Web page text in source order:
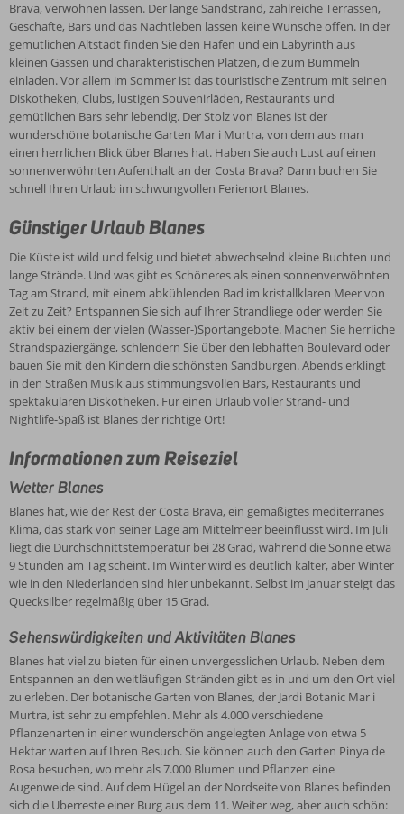
Aufenthalt für Jung und Alt!
Brava, verwöhnen lassen. Der lange Sandstrand, zahlreiche Terrassen,
Geschäfte, Bars und das Nachtleben lassen keine Wünsche offen. In der
gemütlichen Altstadt finden Sie den Hafen und ein Labyrinth aus
kleinen Gassen und charakteristischen Plätzen, die zum Bummeln
einladen. Vor allem im Sommer ist das touristische Zentrum mit seinen
Diskotheken, Clubs, lustigen Souvenirläden, Restaurants und
gemütlichen Bars sehr lebendig. Der Stolz von Blanes ist der
wunderschöne botanische Garten Mar i Murtra, von dem aus man
einen herrlichen Blick über Blanes hat. Haben Sie auch Lust auf einen
sonnenverwöhnten Aufenthalt an der Costa Brava? Dann buchen Sie
schnell Ihren Urlaub im schwungvollen Ferienort Blanes.
Günstiger Urlaub Blanes
Die Küste ist wild und felsig und bietet abwechselnd kleine Buchten und
lange Strände. Und was gibt es Schöneres als einen sonnenverwöhnten
Tag am Strand, mit einem abkühlenden Bad im kristallklaren Meer von
Zeit zu Zeit? Entspannen Sie sich auf Ihrer Strandliege oder werden Sie
aktiv bei einem der vielen (Wasser-)Sportangebote. Machen Sie herrliche
Strandspaziergänge, schlendern Sie über den lebhaften Boulevard oder
bauen Sie mit den Kindern die schönsten Sandburgen. Abends erklingt
in den Straßen Musik aus stimmungsvollen Bars, Restaurants und
spektakulären Diskotheken. Für einen Urlaub voller Strand- und
Nightlife-Spaß ist Blanes der richtige Ort!
Informationen zum Reiseziel
Wetter Blanes
Blanes hat, wie der Rest der Costa Brava, ein gemäßigtes mediterranes
Klima, das stark von seiner Lage am Mittelmeer beeinflusst wird. Im Juli
liegt die Durchschnittstemperatur bei 28 Grad, während die Sonne etwa
9 Stunden am Tag scheint. Im Winter wird es deutlich kälter, aber Winter
wie in den Niederlanden sind hier unbekannt. Selbst im Januar steigt das
Quecksilber regelmäßig über 15 Grad.
Sehenswürdigkeiten und Aktivitäten Blanes
Blanes hat viel zu bieten für einen unvergesslichen Urlaub. Neben dem
Entspannen an den weitläufigen Stränden gibt es in und um den Ort viel
zu erleben. Der botanische Garten von Blanes, der Jardi Botanic Mar i
Murtra, ist sehr zu empfehlen. Mehr als 4.000 verschiedene
Pflanzenarten in einer wunderschön angelegten Anlage von etwa 5
Hektar warten auf Ihren Besuch. Sie können auch den Garten Pinya de
Rosa besuchen, wo mehr als 7.000 Blumen und Pflanzen eine
Augenweide sind. Auf dem Hügel an der Nordseite von Blanes befinden
sich die Überreste einer Burg aus dem 11. Weiter weg, aber auch schön: